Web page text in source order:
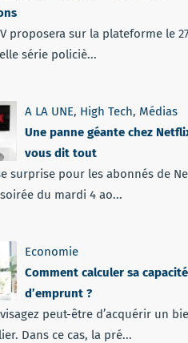
proposera sur la plateforme le
série policiè...
A LA UNE, High Tech, Médias
Une panne géante chez
vous dit tout
surprise pour les abonnés de
du mardi 4 ao...
Economie
Comment calculer sa capacité
d’emprunt ?
peut-être d’acquérir un
Dans ce cas, la pré...